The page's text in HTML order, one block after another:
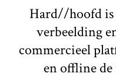
Hard//hoofd
verbeelding
commercieel
en offline